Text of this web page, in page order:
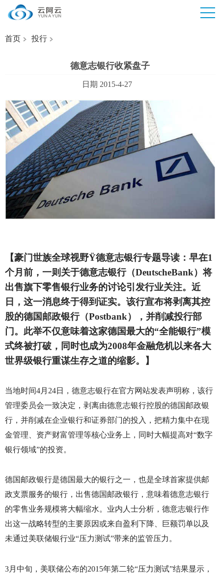
首页 投行
德意志银行收紧盘子
日期 2015-4-27
【豪门世族全球视野Ÿ德意志银行专题导读：早在1
个月前，一则关于德意志银行（DeutscheBank）将
出售旗下零售银行业务的讨论引发行业关注。近
日，这一消息终于得到证实。该行宣布将剥离其控
股的德国邮政银行（Postbank），并削减投行部
门。此举不仅意味着这家德国最大的“全能银行”模
式终被打破，同时也成为2008年金融危机以来各大
世界级银行重谋生存之道的缩影。】
当地时间4月 24日，德意志银行在官方网站发表声明称，该行
管理委员会一致决定，剥离由德意志银行控股的德国邮政银
行，并削减在企业银行和证券部门的投入，把精力集中在现
金管理、资产财富管理等核心业务上，同时大幅提高对“数字
银行领域”的投资。
德国邮政银行是德国最大的银行之一，也是全球首家提供邮
政支票服务的银行，出售德国邮政银行，意味着德意志银行
的零售业务规模将大幅缩水。业内人士分析，德意志银行作
出这一战略转型的主要原因或来自盈利下降、巨额罚单以及
未通过美联储银行业“压力测试”带来的监管压力。
3月中旬，美联储公布的2015年第二轮“压力测试”结果显示，